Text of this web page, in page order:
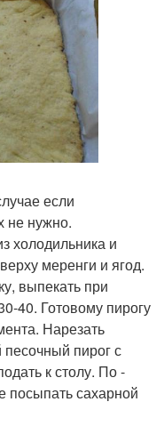
если
не нужно.
холодильника и
меренги и ягод.
выпекать при
40. Готовому пирогу
Нарезать
пирог с
к столу. По -
сахарной